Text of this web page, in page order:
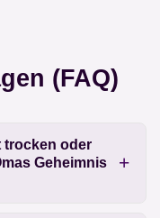
(FAQ)
trocken oder
Geheimnis